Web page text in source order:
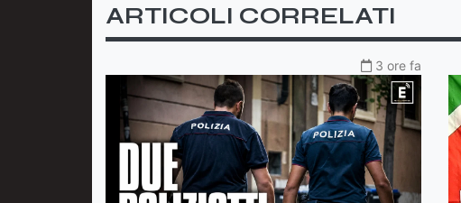
ARTICOLI CORRELATI
3 ore fa